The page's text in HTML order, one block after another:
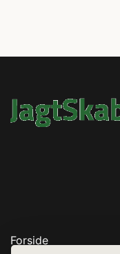
Forside